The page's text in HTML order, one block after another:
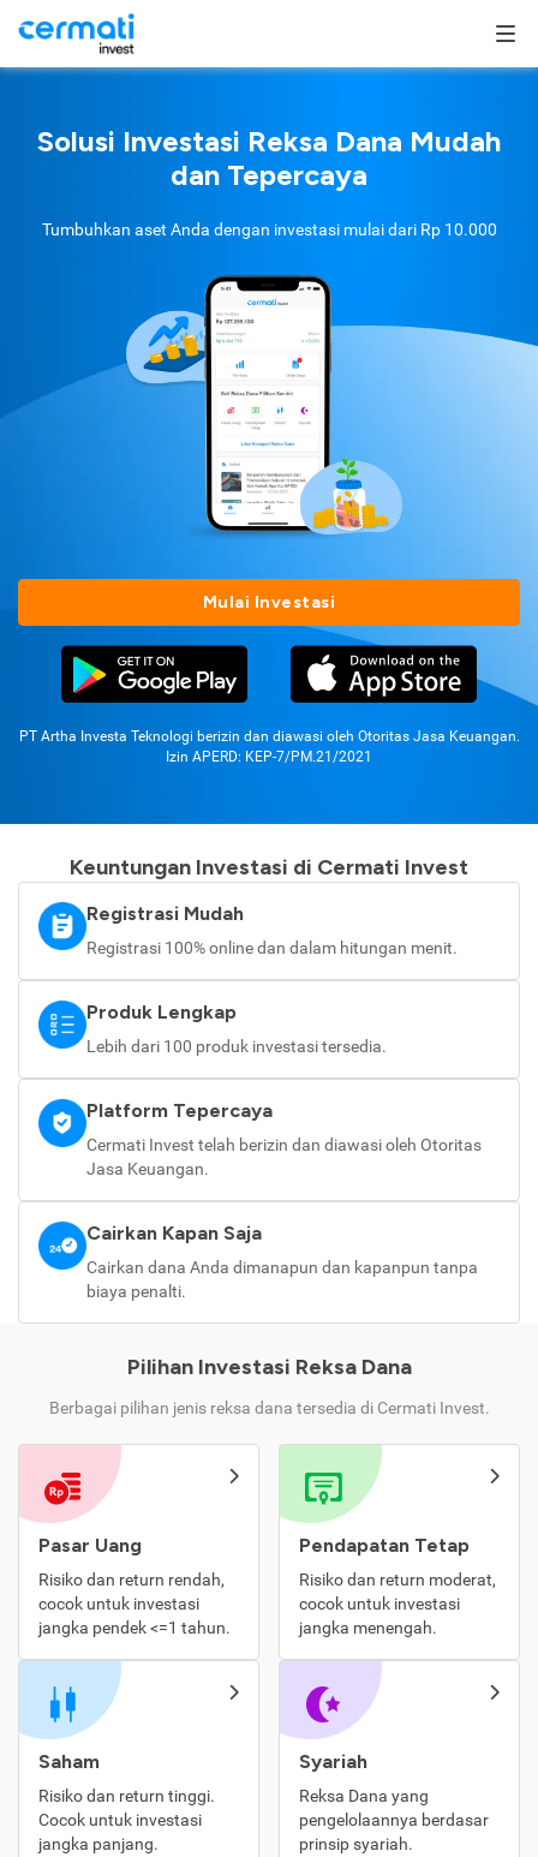
Solusi Investasi Reksa Dana Mudah
dan Tepercaya
Tumbuhkan aset Anda dengan investasi mulai dari Rp 10.000
Mulai Investasi
PT Artha Investa Teknologi berizin dan diawasi oleh Otoritas Jasa Keuangan.
Izin APERD: KEP-7/PM.21/2021
Keuntungan Investasi di Cermati Invest
Registrasi Mudah
Registrasi 100% online dan dalam hitungan menit.
Produk Lengkap
Lebih dari 100 produk investasi tersedia.
Platform Tepercaya
Cermati Invest telah berizin dan diawasi oleh Otoritas
Jasa Keuangan.
Cairkan Kapan Saja
Cairkan dana Anda dimanapun dan kapanpun tanpa
biaya penalti.
Pilihan Investasi Reksa Dana
Berbagai pilihan jenis reksa dana tersedia di Cermati Invest.
Pasar Uang
Risiko dan return rendah,
cocok untuk investasi
jangka pendek <=1 tahun.
Pendapatan Tetap
Risiko dan return moderat,
cocok untuk investasi
jangka menengah.
Saham
Risiko dan return tinggi.
Cocok untuk investasi
jangka panjang.
Syariah
Reksa Dana yang
pengelolaannya berdasar
prinsip syariah.